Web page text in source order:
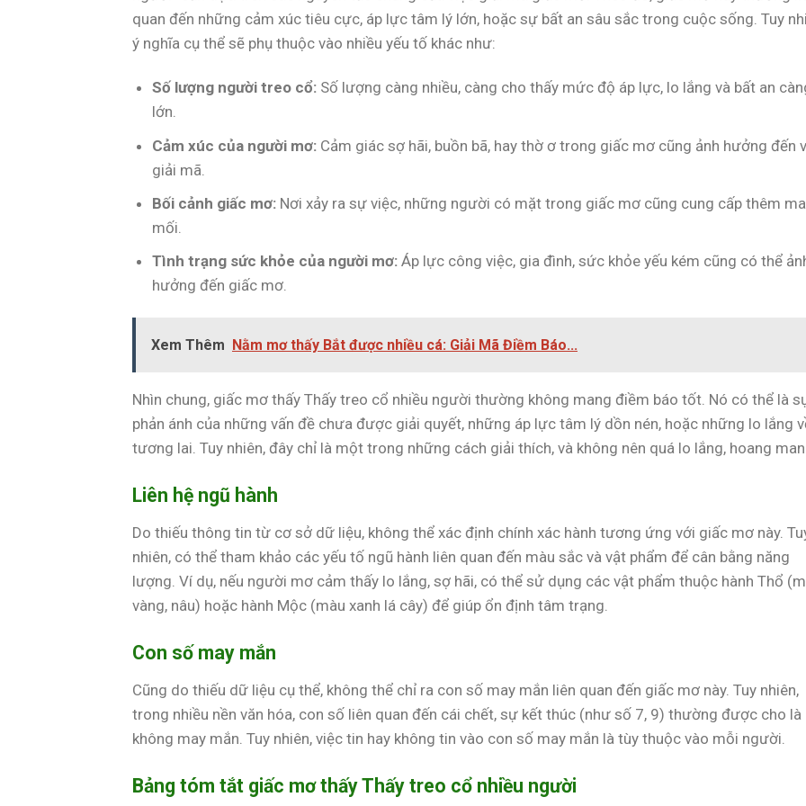
quan đến những cảm xúc tiêu cực, áp lực tâm lý lớn, hoặc sự bất an sâu sắc trong cuộc sống. Tuy
ý nghĩa cụ thể sẽ phụ thuộc vào nhiều yếu tố khác như:
Số lượng người treo cổ: Số lượng càng nhiều, càng cho thấy mức độ áp lực, lo lắng và bất an
lớn.
Cảm xúc của người mơ: Cảm giác sợ hãi, buồn bã, hay thờ ơ trong giấc mơ cũng ảnh hưởng đến
giải mã.
Bối cảnh giấc mơ: Nơi xảy ra sự việc, những người có mặt trong giấc mơ cũng cung cấp thêm
mối.
Tình trạng sức khỏe của người mơ: Áp lực công việc, gia đình, sức khỏe yếu kém cũng có thể
hưởng đến giấc mơ.
Xem Thêm Nằm mơ thấy Bắt được nhiều cá: Giải Mã Điềm Báo...
Nhìn chung, giấc mơ thấy Thấy treo cổ nhiều người thường không mang điềm báo tốt. Nó có thể là
phản ánh của những vấn đề chưa được giải quyết, những áp lực tâm lý dồn nén, hoặc những lo lắng
tương lai. Tuy nhiên, đây chỉ là một trong những cách giải thích, và không nên quá lo lắng, hoang
Liên hệ ngũ hành
Do thiếu thông tin từ cơ sở dữ liệu, không thể xác định chính xác hành tương ứng với giấc mơ này.
nhiên, có thể tham khảo các yếu tố ngũ hành liên quan đến màu sắc và vật phẩm để cân bằng năng
lượng. Ví dụ, nếu người mơ cảm thấy lo lắng, sợ hãi, có thể sử dụng các vật phẩm thuộc hành Thổ
vàng, nâu) hoặc hành Mộc (màu xanh lá cây) để giúp ổn định tâm trạng.
Con số may mắn
Cũng do thiếu dữ liệu cụ thể, không thể chỉ ra con số may mắn liên quan đến giấc mơ này. Tuy nhiên,
trong nhiều nền văn hóa, con số liên quan đến cái chết, sự kết thúc (như số 7, 9) thường được cho là
không may mắn. Tuy nhiên, việc tin hay không tin vào con số may mắn là tùy thuộc vào mỗi người.
Bảng tóm tắt giấc mơ thấy Thấy treo cổ nhiều người